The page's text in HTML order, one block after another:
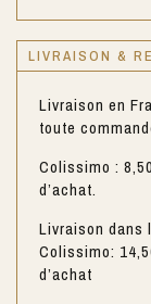
LIVRAISON &
Livraison en
toute
Colissimo :
d’achat.
Livraison dans
Colissimo:
d’achat